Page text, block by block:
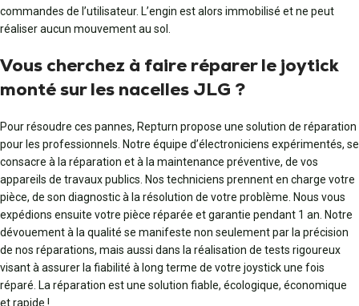
commandes de l’utilisateur. L’engin est alors immobilisé et ne peut
réaliser aucun mouvement au sol.
Vous cherchez à faire réparer le joytick
monté sur les nacelles JLG ?
Pour résoudre ces pannes, Repturn propose une solution de réparation
pour les professionnels. Notre équipe d’électroniciens expérimentés, se
consacre à la réparation et à la maintenance préventive, de vos
appareils de travaux publics. Nos techniciens prennent en charge votre
pièce, de son diagnostic à la résolution de votre problème. Nous vous
expédions ensuite votre pièce réparée et garantie pendant 1 an. Notre
dévouement à la qualité se manifeste non seulement par la précision
de nos réparations, mais aussi dans la réalisation de tests rigoureux
visant à assurer la fiabilité à long terme de votre joystick une fois
réparé. La réparation est une solution fiable, écologique, économique
et rapide !